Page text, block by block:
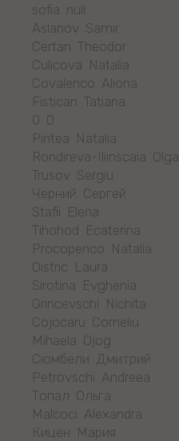
sofia null
Aslanov Samir
Certan Theodor
Culicova Natalia
Covalenco Aliona
Fistican Tatiana
0 0
Pintea Natalia
Rondireva-Iliinscaia Olga
Trusov Sergiu
Черний Сергей
Stafii Elena
Tihohod Ecaterina
Procopenco Natalia
Oistric Laura
Sirotina Evghenia
Grincevschi Nichita
Cojocaru Corneliu
Mihaela Ojog
Сюмбели Дмитрий
Petrovschi Andreea
Топал Ольга
Malcoci Alexandra
Кицен Мария